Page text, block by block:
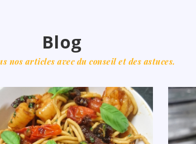
Blog
nos articles avec du conseil et des astuces.